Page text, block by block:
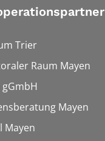
Trier
Raum Mayen
gGmbH
Mayen
Mayen